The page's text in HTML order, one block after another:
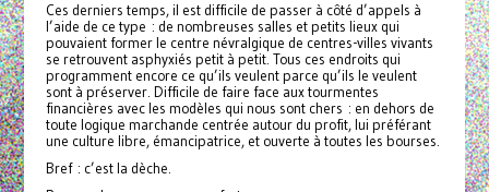
Ces derniers temps, il est difficile de passer à côté d’appels à
l’aide de ce type : de nombreuses salles et petits lieux qui
pouvaient former le centre névralgique de centres-villes vivants
se retrouvent asphyxiés petit à petit. Tous ces endroits qui
programment encore ce qu’ils veulent parce qu’ils le veulent
sont à préserver. Difficile de faire face aux tourmentes
financières avec les modèles qui nous sont chers : en dehors de
toute logique marchande centrée autour du profit, lui préférant
une culture libre, émancipatrice, et ouverte à toutes les bourses.
Bref : c’est la dèche.